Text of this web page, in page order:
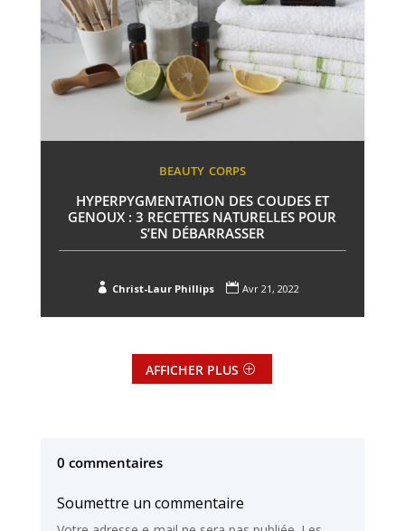
BEAUTY CORPS
HYPERPYGMENTATION DES COUDES ET
GENOUX : 3 RECETTES NATURELLES POUR
S’EN DÉBARRASSER
 Christ-Laur Phillips  Avr 21, 2022
AFFICHER PLUS
0 commentaires
Soumettre un commentaire